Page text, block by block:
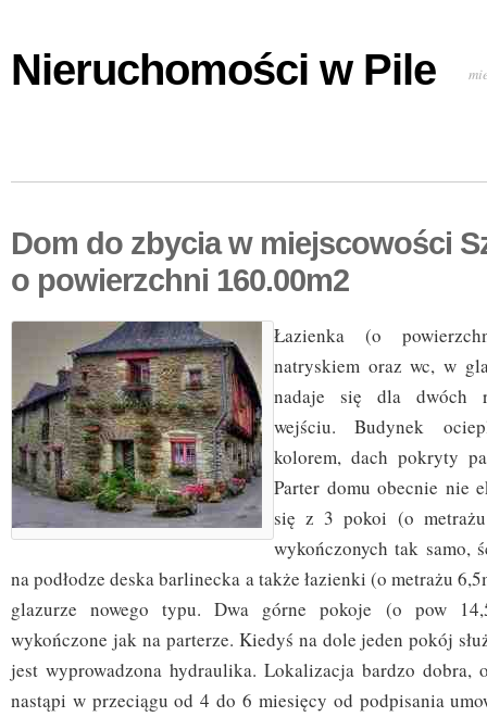
Nieruchomości w Pile
Dom do zbycia w miejscowości
o powierzchni 160.00m2
Łazienka (o
natryskiem oraz wc, w
nadaje się dla dwóch
wejściu. Budynek
kolorem, dach pokryty
Parter domu obecnie nie
się z 3 pokoi (o
wykończonych tak samo,
na podłodze deska barlinecka a także łazienki (o metrażu
glazurze nowego typu. Dwa górne pokoje (o pow
wykończone jak na parterze. Kiedyś na dole jeden pokój
jest wyprowadzona hydraulika. Lokalizacja bardzo dobra,
nastąpi w przeciągu od 4 do 6 miesięcy od podpisania